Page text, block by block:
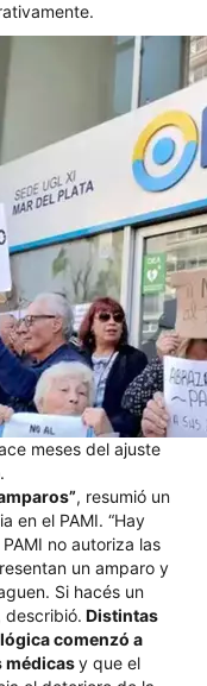
meses del ajuste
, resumió un
en el PAMI. “Hay
no autoriza las
un amparo y
Si hacés un
describió. Distintas
comenzó a
médicasy que el